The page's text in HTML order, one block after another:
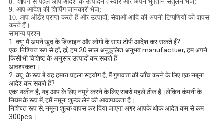
8. शिपिंग से पहले आप आदेश के उत्पादन तस्वीरें और अपने भुगतान संतुलन भेज;
9. आप आदेश की शिपिंग जानकारी भेज;
10. आप ऑर्डर प्राप्त करते हैं और उत्पादों, सेवाओं आदि की अपनी टिप्पणियों को वापस
करते हैं।
सामान्य प्रश्न
1. क्यू: मैं अपने खुद के डिजाइन और लोगो के साथ टोपी आदेश कर सकते हैं?
एक: निश्चित रूप से हाँ, हाँ, हम 20 साल अनुकूलित अनुभव manufactuer, हम अपने
किसी भी विशिष्ट के अनुसार उत्पादों कर सकते हैं
आवश्यकता।
2. क्यू: के रूप में यह हमारा पहला सहयोग है, मैं गुणवत्ता की जाँच करने के लिए एक नमूना
आदेश कर सकते हैं?
एक: यकीन है, यह आप के लिए नमूने करने के लिए सबसे पहले ठीक है।लेकिन कंपनी के
नियम के रूप में, हमें नमूना शुल्क लेने की आवश्यकता है।
निश्चित रूप से, नमूना शुल्क वापस कर दिया जाएगा अगर आपके थोक आदेश कम से कम
300pcs।